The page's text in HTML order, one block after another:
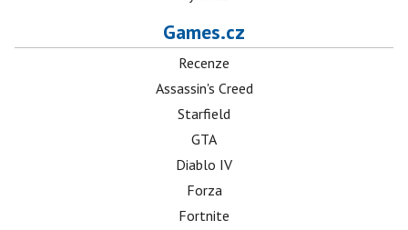
Games.cz
Recenze
Assassin's Creed
Starfield
GTA
Diablo IV
Forza
Fortnite